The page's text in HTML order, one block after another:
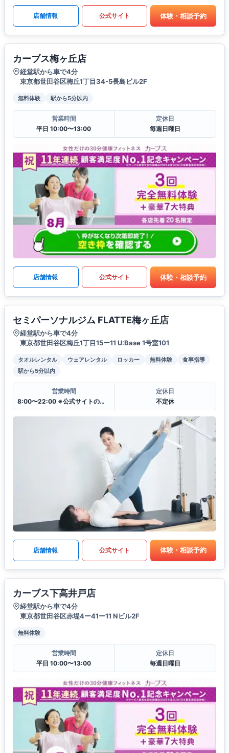
店舗情報 公式サイト 体験・相談予約
カーブス梅ヶ丘店
経堂駅から車で4分
東京都世田谷区梅丘1丁目34-5長島ビル2F
無料体験 駅から5分以内
営業時間
平日 10:00〜13:00
定休日
毎週日曜日
店舗情報 公式サイト 体験・相談予約
セミパーソナルジム FLATTE梅ヶ丘店
経堂駅から車で4分
東京都世田谷区梅丘1丁目15ー11 U:Base 1号室101
タオルレンタル ウェアレンタル ロッカー 無料体験
食事指導
駅から5分以内
営業時間
8:00〜22:00 ※公式サイトのレッスンスケジュール表をご参照下さい
定休日
不定休
店舗情報 公式サイト 体験・相談予約
カーブス下高井戸店
経堂駅から車で4分
東京都世田谷区赤堤4ー41ー11 Nビル2F
無料体験
営業時間
平日 10:00〜13:00
定休日
毎週日曜日